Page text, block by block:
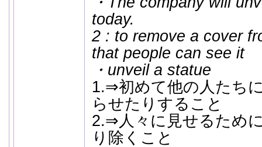
today.
2 : to remove a cover
that people can see it
・unveil a statue
1.⇒初めて他の人たち
らせたりすること
2.⇒人々に見せるため
り除くこと